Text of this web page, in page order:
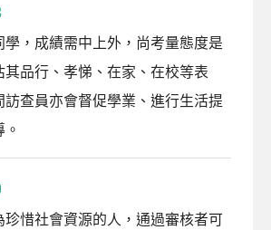
學，成績需中上外，尚考量態度是
其品行、孝悌、在家、在校等表
訪查員亦會督促學業、進行生活提
珍惜社會資源的人，通過審核者可